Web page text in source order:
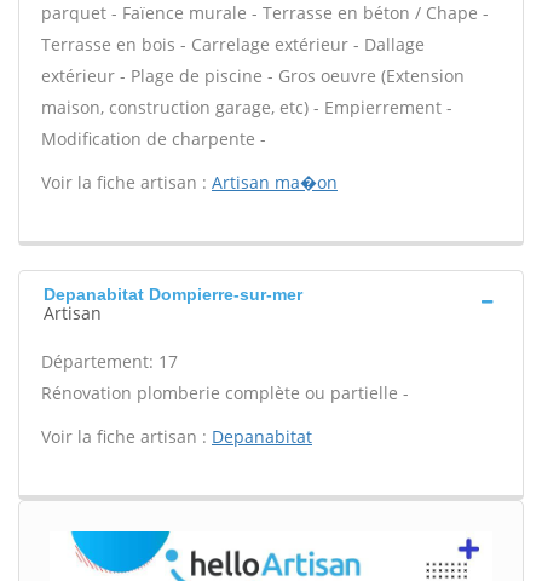
parquet - Faïence murale - Terrasse en béton / Chape -
Terrasse en bois - Carrelage extérieur - Dallage
extérieur - Plage de piscine - Gros oeuvre (Extension
maison, construction garage, etc) - Empierrement -
Modification de charpente -
Voir la fiche artisan : Artisan ma�on
Depanabitat Dompierre-sur-mer
Artisan
Département: 17
Rénovation plomberie complète ou partielle -
Voir la fiche artisan : Depanabitat